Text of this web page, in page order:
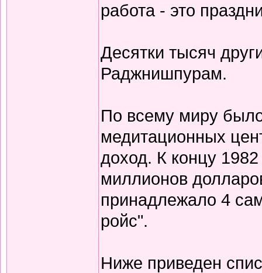
работа - это
Десятки тысяч
Раджнишпурам.
По всему миру
медитационных
доход. К концу 1982
миллионов
принадлежало 4
ройс".
Ниже приведен